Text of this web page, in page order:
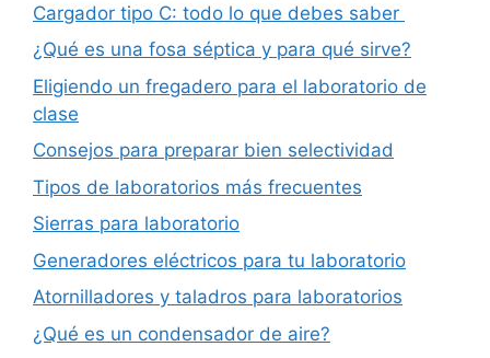
Cargador tipo C: todo lo que debes saber
¿Qué es una fosa séptica y para qué sirve?
Eligiendo un fregadero para el laboratorio de
clase
Consejos para preparar bien selectividad
Tipos de laboratorios más frecuentes
Sierras para laboratorio
Generadores eléctricos para tu laboratorio
Atornilladores y taladros para laboratorios
¿Qué es un condensador de aire?